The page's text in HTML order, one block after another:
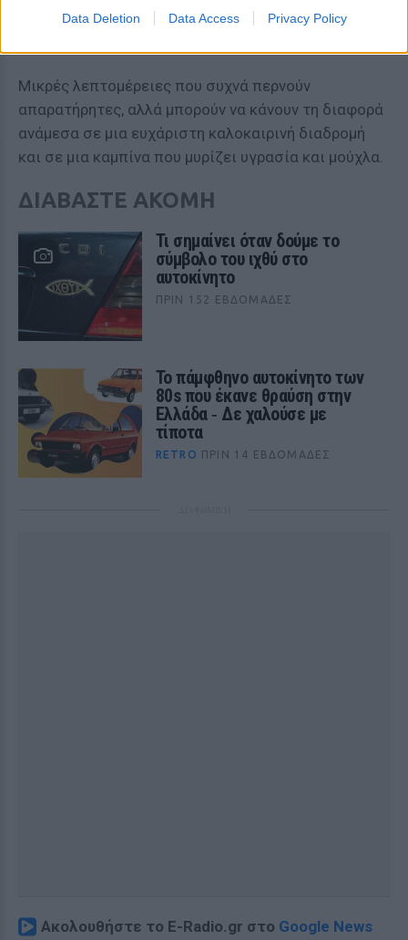
Data Deletion Data Access Privacy Policy
πριν ενεργοποιηθεί ο κλιματισμός, όταν το
Μικρές λεπτομέρειες που συχνά περνούν
απαρατήρητες, αλλά μπορούν να κάνουν τη διαφορά
ανάμεσα σε μια ευχάριστη καλοκαιρινή διαδρομή
και σε μια καμπίνα που μυρίζει υγρασία και μούχλα.
ΔΙΑΒΑΣΤΕ ΑΚΟΜΗ
Τι σημαίνει όταν δούμε το
σύμβολο του ιχθύ στο
αυτοκίνητο
ΠΡΙΝ 152 ΕΒΔΟΜΆΔΕΣ
Το πάμφθηνο αυτοκίνητο των
80s που έκανε θραύση στην
Ελλάδα ‑ Δε χαλούσε με
τίποτα
RETRO ΠΡΙΝ 14 ΕΒΔΟΜΆΔΕΣ
Ακολουθήστε το E-Radio.gr στο Google News